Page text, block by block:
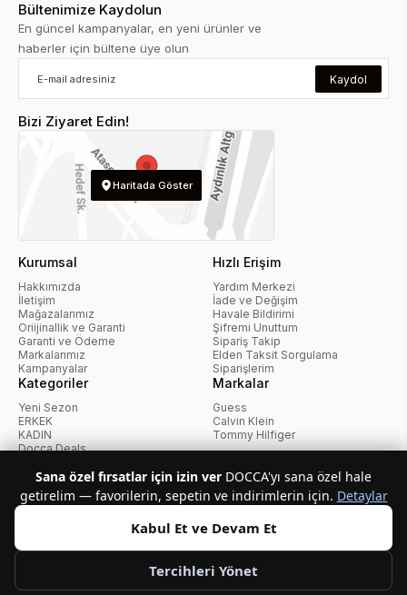
Bültenimize Kaydolun
En güncel kampanyalar, en yeni ürünler ve
haberler için bültene üye olun
Kaydol
Bizi Ziyaret Edin!
Haritada Göster
Kurumsal
Hakkımızda
İletişim
Mağazalarımız
Oriijinallik ve Garanti
Garanti ve Ödeme
Markalarımız
Kampanyalar
Hızlı Erişim
Yardım Merkezi
İade ve Değişim
Havale Bildirimi
Şifremi Unuttum
Sipariş Takip
Elden Taksit Sorgulama
Siparişlerim
Kategoriler
Yeni Sezon
ERKEK
KADIN
Docca Deals
Markalar
Guess
Calvin Klein
Tommy Hilfiger
İptal ve İade PolitikasıÇerez Politikası
Telif Hakkı © 2026 Docca.com.tr Tüm hakları saklıdır.
Sana özel fırsatlar için izin ver DOCCA'yı sana özel hale
getirelim — favorilerin, sepetin ve indirimlerin için. Detaylar
Kabul Et ve Devam Et
Tercihleri Yönet